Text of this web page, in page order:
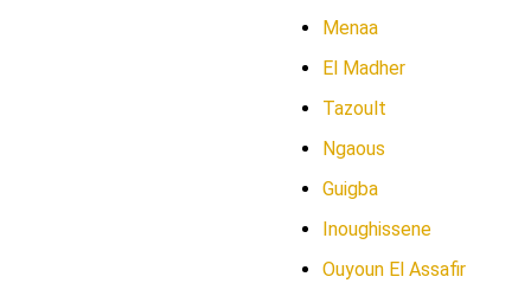
Menaa
El Madher
Tazoult
Ngaous
Guigba
Inoughissene
Ouyoun El Assafir